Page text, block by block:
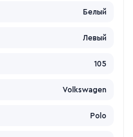
Белый
Левый
105
Volkswagen
Polo